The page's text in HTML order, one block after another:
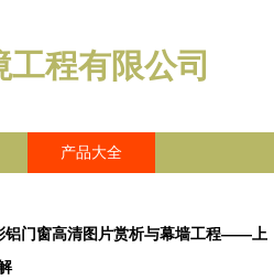
程有限公司
产品大全
铝门窗高清图片赏析与幕墙工程——上